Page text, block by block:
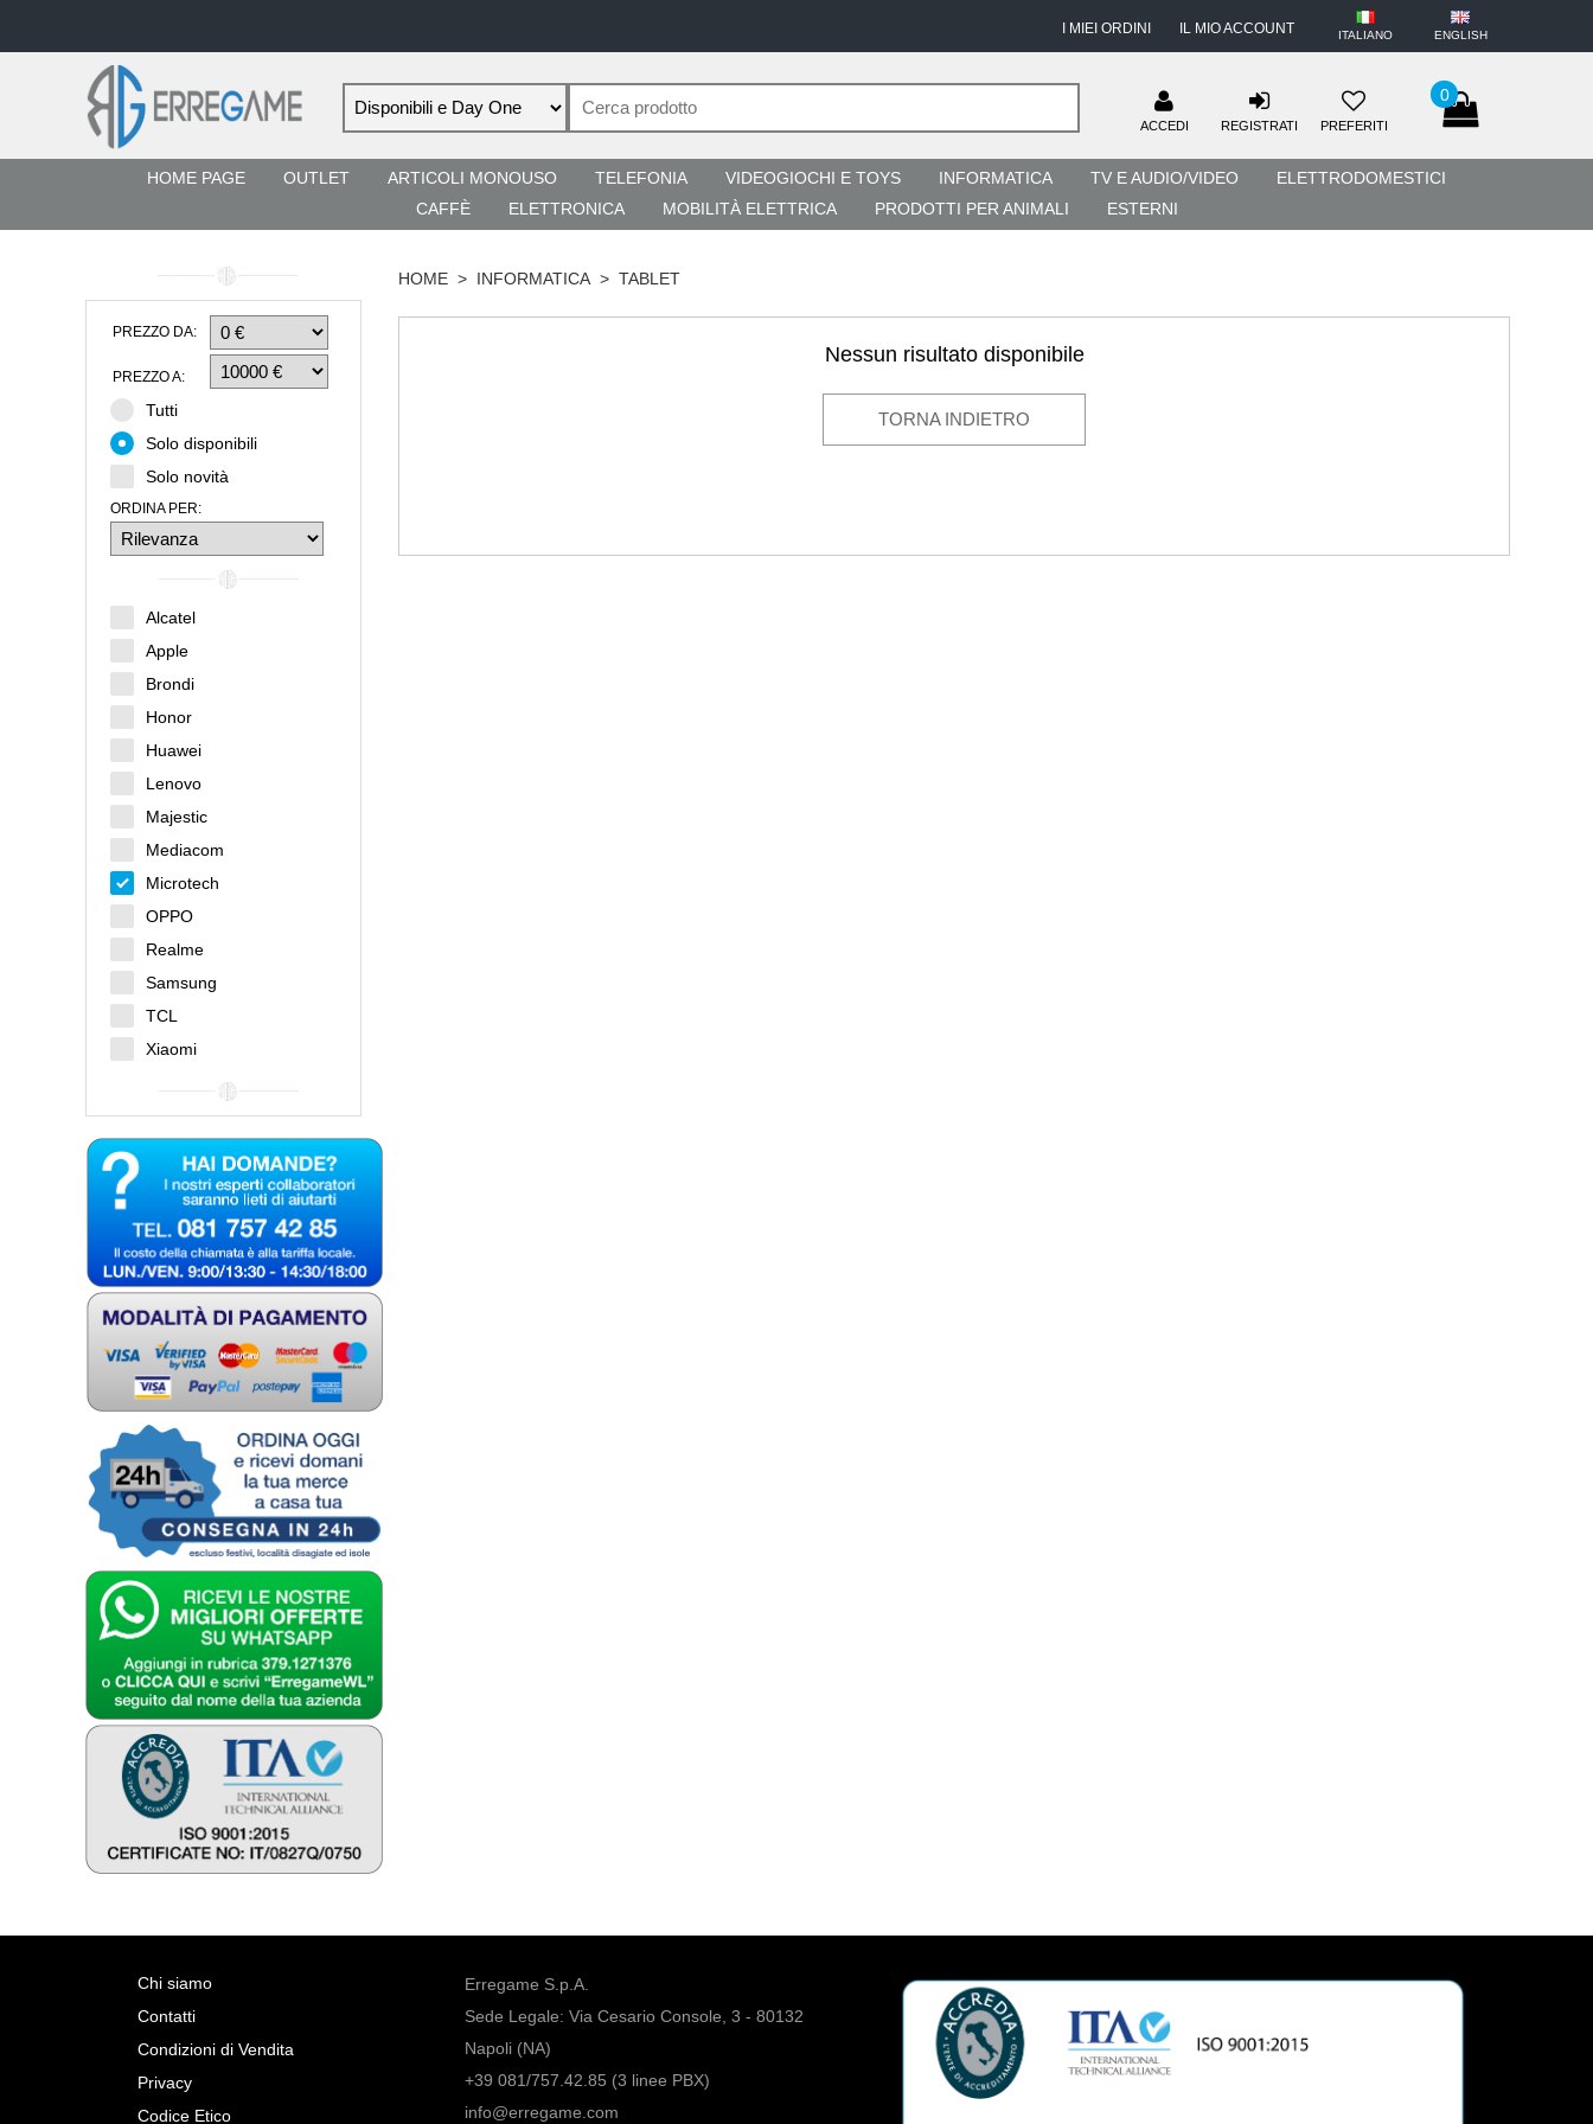
ITALIANO ENGLISH
IL MIO ACCOUNT
I MIEI ORDINI
0
PREFERITI
REGISTRATI
ACCEDI
HOME PAGE OUTLET ARTICOLI MONOUSO TELEFONIA VIDEOGIOCHI E TOYS INFORMATICA TV E AUDIO/VIDEO
ELETTRODOMESTICI
CAFFÈ
ELETTRONICA MOBILITÀ ELETTRICA PRODOTTI PER ANIMALI ESTERNI
PREZZO DA:
PREZZO A:
Tutti
Solo disponibili
Solo novità
ORDINA PER:
Alcatel
Apple
Brondi
Honor
Huawei
Lenovo
Majestic
Mediacom
Microtech
OPPO
Realme
Samsung
TCL
Xiaomi
HOME > INFORMATICA > TABLET
Nessun risultato disponibile
TORNA INDIETRO
Chi siamo
Contatti
Condizioni di Vendita
Privacy
Codice Etico
Erregame S.p.A.
Sede Legale: Via Cesario Console, 3 - 80132
Napoli (NA)
+39 081/757.42.85 (3 linee PBX)
info@erregame.com